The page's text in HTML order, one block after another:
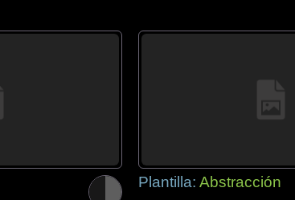
Plantilla: Abstracción